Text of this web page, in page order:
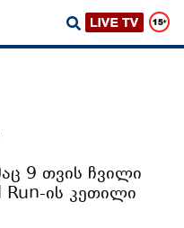
9 თვის ჩვილი
Run-ის კეთილი